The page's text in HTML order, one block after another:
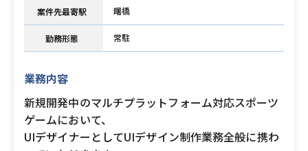
案件先最寄駅 曙橋
勤務形態 常駐
業務内容
新規開発中のマルチプラットフォーム対応スポーツ
ゲームにおいて、
UIデザイナーとしてUIデザイン制作業務全般に携わ